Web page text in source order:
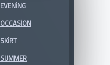
EVENING
OCCASION
SKIRT
SUMMER